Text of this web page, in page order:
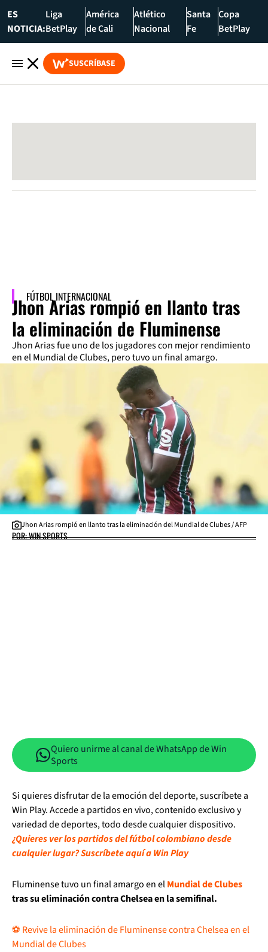
ES
NOTICIA:
Liga
BetPlay
América
de Cali
Atlético
Nacional
Santa
Fe
Copa
BetPlay
SUSCRÍBASE
FÚTBOL INTERNACIONAL
Jhon Arias rompió en llanto tras
la eliminación de Fluminense
Jhon Arias fue uno de los jugadores con mejor rendimiento
en el Mundial de Clubes, pero tuvo un final amargo.
Jhon Arias rompió en llanto tras la eliminación del Mundial de Clubes / AFP
POR: WIN SPORTS
Quiero unirme al canal de WhatsApp de Win
Sports
Si quieres disfrutar de la emoción del deporte, suscríbete a
Win Play. Accede a partidos en vivo, contenido exclusivo y
variedad de deportes, todo desde cualquier dispositivo.
¿Quieres ver los partidos del fútbol colombiano desde
cualquier lugar? Suscríbete aquí a Win Play
Fluminense tuvo un final amargo en elMundial de Clubes
tras su eliminación contra Chelsea en la semifinal.
⚽ Revive la eliminación de Fluminense contra Chelsea en el
Mundial de Clubes